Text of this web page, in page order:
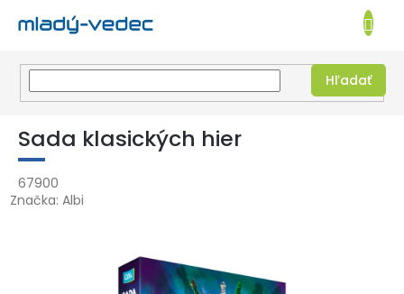
Prejsť
obsah
EUR
Hľadať
KOŠÍK
Sada klasických hier
67900
Značka: Albi